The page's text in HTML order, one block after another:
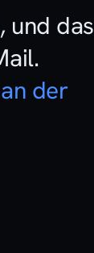
und das
der